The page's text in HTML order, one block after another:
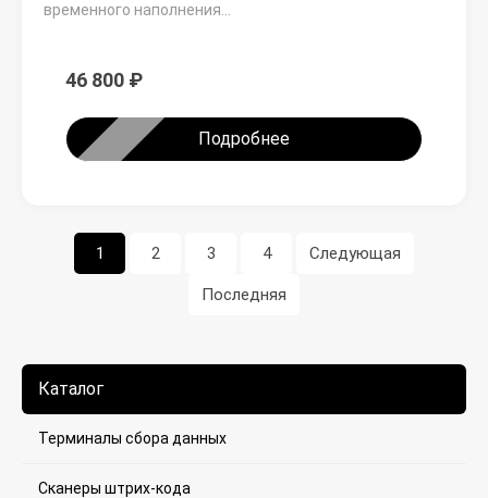
Каталог
Терминалы сбора данных
Сканеры штрих-кода
временного наполнения…
46 800 ₽
Подробнее
1 2 3 4 Следующая
Последняя